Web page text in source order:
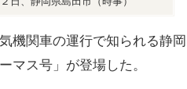
機関車の運行で知られる静岡
マス号」が登場した。